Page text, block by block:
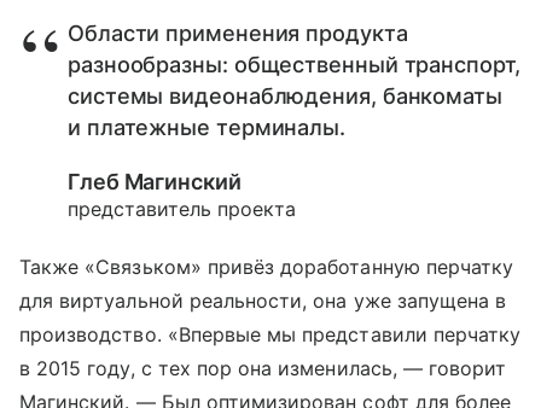
Области применения продукта
разнообразны: общественный транспорт,
системы видеонаблюдения, банкоматы
и платежные терминалы.
Глеб Магинский
представитель проекта
Также «Связьком» привёз доработанную перчатку
для виртуальной реальности, она уже запущена в
производство. «Впервые мы представили перчатку
в 2015 году, с тех пор она изменилась, — говорит
Магинский. — Был оптимизирован софт для более